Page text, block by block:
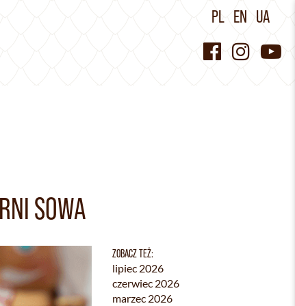
PL EN UA
SOWA
ZOBACZ TEŻ:
lipiec 2026
czerwiec 2026
marzec 2026